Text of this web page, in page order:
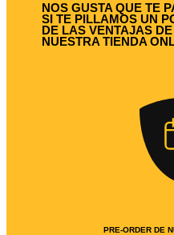
NOS GUSTA QUE TE
SI TE PILLAMOS UN
DE LAS VENTAJAS
NUESTRA TIENDA
PRE-ORDER DE